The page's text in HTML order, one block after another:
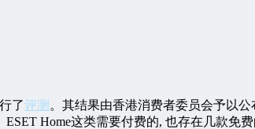
了评测 。其结果由香港消费者委员会予以
Home这类需要付费的, 也存在几款免